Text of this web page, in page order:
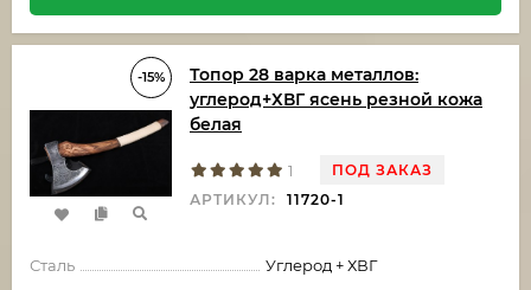
-15%
Топор 28 варка металлов:
углерод+ХВГ ясень резной кожа
белая
1
ПОД ЗАКАЗ
АРТИКУЛ:
11720-1
Сталь
Углерод + ХВГ